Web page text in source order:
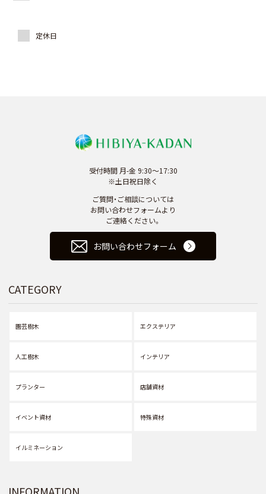
受付時間 月-金 9:30～17:30
※土日祝日除く
ご質問・ご相談については
お問い合わせフォームより
ご連絡ください。
お問い合わせフォーム
CATEGORY
園芸樹木
人工樹木
プランター
イベント資材
イルミネーション
エクステリア
インテリア
店舗資材
特殊資材